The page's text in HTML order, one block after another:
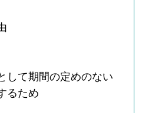
して期間の定めのない
るため